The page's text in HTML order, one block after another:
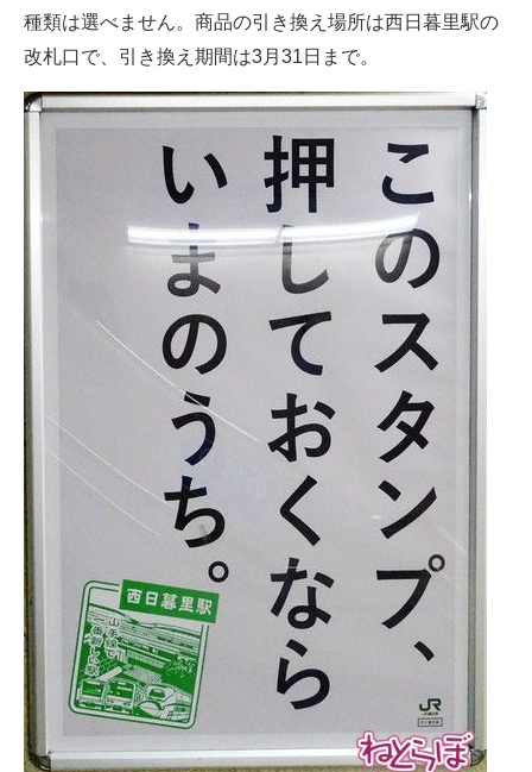
種類は選べません。商品の引き換え場所は西日暮里駅の
改札口で、引き換え期間は3月31日まで。